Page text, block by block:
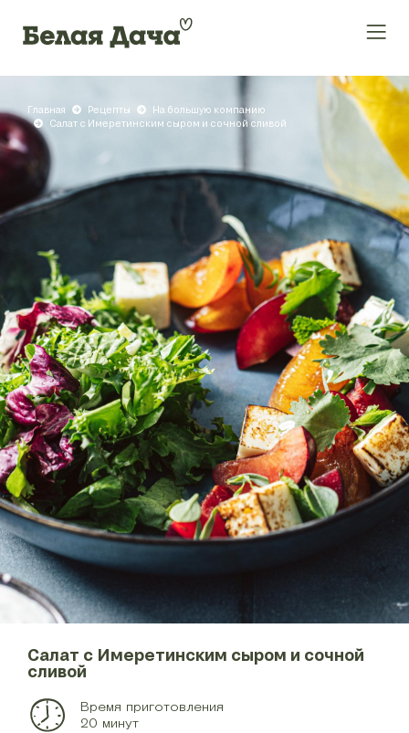
Главная Рецепты
На большую компанию
Салат с Имеретинским сыром и сочной сливой
Салат с Имеретинским сыром и сочной
сливой
Время приготовления
20 минут